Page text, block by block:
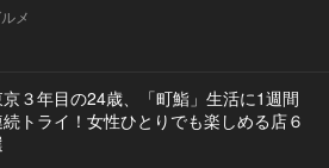
メ
３年目の24歳、「町鮨」生活に1週間
トライ！女性ひとりでも楽しめる店６